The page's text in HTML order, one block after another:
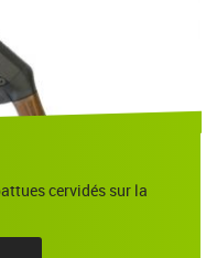
cervidés sur la